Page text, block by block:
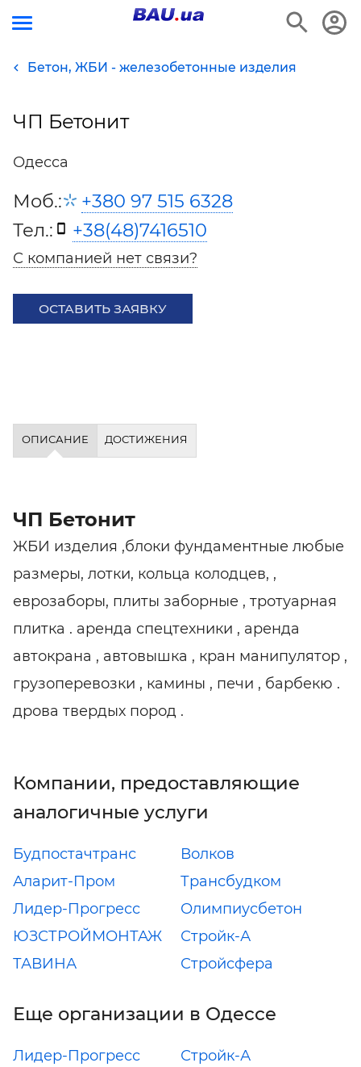
Бетон, ЖБИ - железобетонные изделия
ЧП Бетонит
Одесса
Моб.:
+380 97 515 6328
Тел.:
+38(48)7416510
С компанией нет связи?
ОСТАВИТЬ ЗАЯВКУ
ОПИСАНИЕ ДОСТИЖЕНИЯ
ЧП Бетонит
ЖБИ изделия ,блоки фундаментные любые
размеры, лотки, кольца колодцев, ,
еврозаборы, плиты заборные , тротуарная
плитка . аренда спецтехники , аренда
автокрана , автовышка , кран манипулятор ,
грузоперевозки , камины , печи , барбекю .
дрова твердых пород .
Компании, предоставляющие
аналогичные услуги
Будпостачтранс
Волков
Аларит-Пром
Трансбудком
Лидер-Прогресс
Олимпиусбетон
ЮЗСТРОЙМОНТАЖ
Стройк-А
ТАВИНА
Стройсфера
Еще организации в Одессе
Лидер-Прогресс
Стройк-А